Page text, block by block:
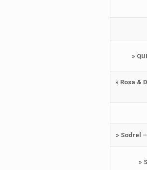
»
» Rosa &
» Sodrel
»